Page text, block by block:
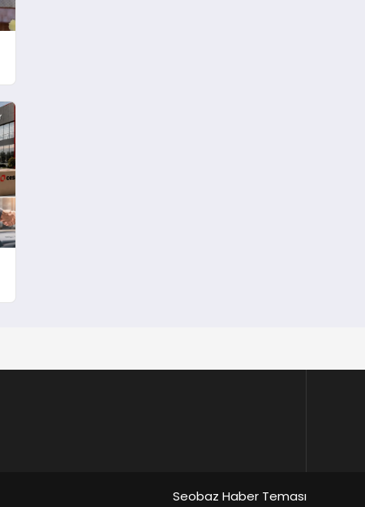
Seobaz Haber Teması